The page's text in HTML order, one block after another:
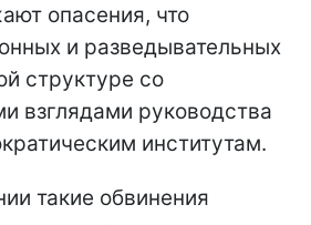
опасения, что
и разведывательных
структуре со
взглядами руководства
институтам.
такие обвинения